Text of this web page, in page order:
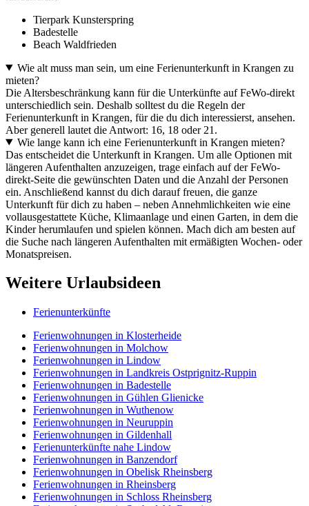
Tierpark Kunsterspring
Badestelle
Beach Waldfrieden
Wie alt muss man sein, um eine Ferienunterkunft in Krangen zu
mieten?
Die Altersbeschränkung kann für die Unterkünfte auf FeWo-direkt
unterschiedlich sein. Deshalb solltest du die Regeln der
Ferienunterkunft in Krangen, für die du dich interessierst, ansehen.
Aber generell lautet die Antwort: 16, 18 oder 21.
Wie lange kann ich eine Ferienunterkunft in Krangen mieten?
Das entscheidet die Unterkunft in Krangen. Um alle Optionen mit
längeren Aufenthalten anzuzeigen, trage einfach auf der FeWo-
direkt-Seite die gewünschten Daten und die Anzahl der Personen
ein. Anschließend kannst du dich darauf freuen, die ganze
Unterkunft für dich zu haben – neben Annehmlichkeiten wie eine
vollausgestattete Küche, Klimaanlage und einen Garten, in dem die
Kinder herumlaufen und spielen können. Mach dich am besten auf
die Suche nach längeren Aufenthalten mit ermäßigten Wochen- oder
Monatspreisen.
Weitere Urlaubsideen
Ferienunterkünfte
Ferienwohnungen in Klosterheide
Ferienwohnungen in Molchow
Ferienwohnungen in Lindow
Ferienwohnungen in Landkreis Ostprignitz-Ruppin
Ferienwohnungen in Badestelle
Ferienwohnungen in Gühlen Glienicke
Ferienwohnungen in Wuthenow
Ferienwohnungen in Neuruppin
Ferienwohnungen in Gildenhall
Ferienunterkünfte nahe Lindow
Ferienwohnungen in Banzendorf
Ferienwohnungen in Obelisk Rheinsberg
Ferienwohnungen in Rheinsberg
Ferienwohnungen in Schloss Rheinsberg